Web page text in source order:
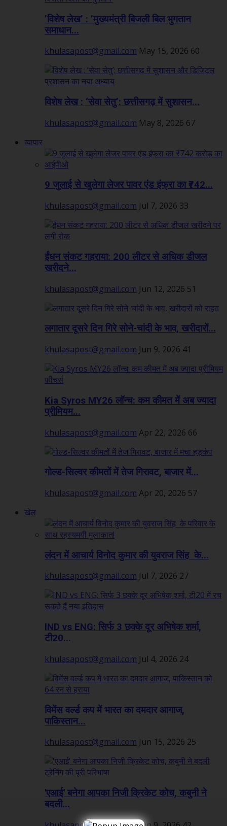
’विशेष लेख’ : ’मुख्यमंत्री बिजली बिल भुगतान
समाधान...
khulasapost@gmail.com May 15, 2026 60
विशेष लेख : ‘सेवा सेतु’: छत्तीसगढ़ में सुशासन...
khulasapost@gmail.com May 8, 2026 67
व्यापार
9 जुलाई से खुलेगा लेजर पावर एंड इंफ्रा का ₹742...
khulasapost@gmail.com Jul 7, 2026 33
ईंधन संकट गहराया: 200 लीटर से अधिक डीजल
खरीदने...
khulasapost@gmail.com Jun 12, 2026 51
लगातार दूसरे दिन गिरे सोने-चांदी के भाव, खरीदारों...
khulasapost@gmail.com Jun 9, 2026 41
Kia Syros MY26 लॉन्च: कम कीमत में अब ज्यादा
प्रीमियम...
khulasapost@gmail.com Apr 22, 2026 66
गोल्ड-सिल्वर कीमतों में तेज गिरावट, बाजार में...
khulasapost@gmail.com Apr 20, 2026 57
खेल
लंदन में आचार्य विनोद कुमार की युवराज सिंह के...
khulasapost@gmail.com Jul 7, 2026 27
IND vs ENG: सिर्फ 3 छक्के दूर अभिषेक शर्मा,
टी20...
khulasapost@gmail.com Jul 4, 2026 24
विमेंस वर्ल्ड कप में भारत का दमदार आगाज,
पाकिस्तान...
khulasapost@gmail.com Jun 15, 2026 25
'एआई' बनेगा आपका निजी क्रिकेट कोच, कबुनी ने
बदली...